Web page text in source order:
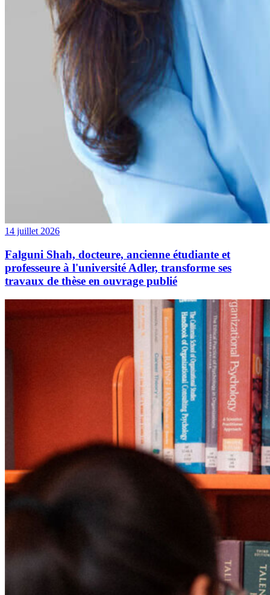
14 juillet 2026
Falguni Shah, docteure, ancienne étudiante et
professeure à l'université Adler, transforme ses
travaux de thèse en ouvrage publié